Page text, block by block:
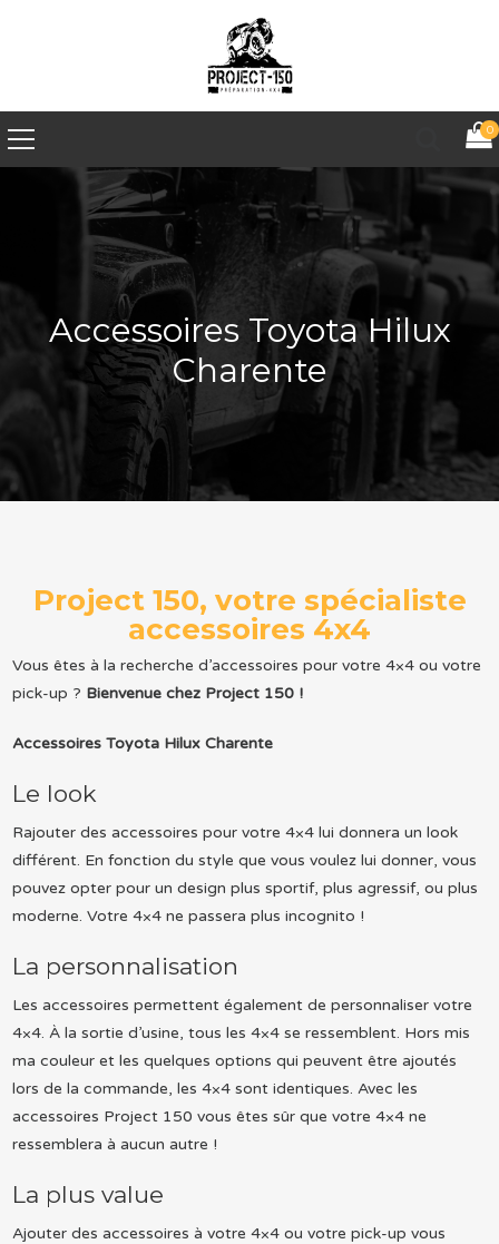
0
Accessoires Toyota Hilux
Charente
Project 150, votre spécialiste
accessoires 4x4
Vous êtes à la recherche d’accessoires pour votre 4×4 ou votre
pick-up ? Bienvenue chez Project 150 !
Accessoires Toyota Hilux Charente
Le look
Rajouter des accessoires pour votre 4×4 lui donnera un look
différent. En fonction du style que vous voulez lui donner, vous
pouvez opter pour un design plus sportif, plus agressif, ou plus
moderne. Votre 4×4 ne passera plus incognito !
La personnalisation
Les accessoires permettent également de personnaliser votre
4×4. À la sortie d’usine, tous les 4×4 se ressemblent. Hors mis
ma couleur et les quelques options qui peuvent être ajoutés
lors de la commande, les 4×4 sont identiques. Avec les
accessoires Project 150 vous êtes sûr que votre 4×4 ne
ressemblera à aucun autre !
La plus value
Ajouter des accessoires à votre 4×4 ou votre pick-up vous